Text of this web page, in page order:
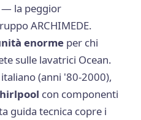
— la peggior
ARCHIMEDE.
enorme per chi
sulle lavatrici Ocean.
(anni '80-2000),
con componenti
guida tecnica copre i